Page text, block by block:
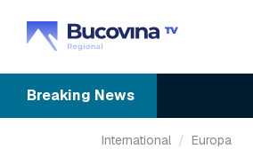
Breaking News
International Europa